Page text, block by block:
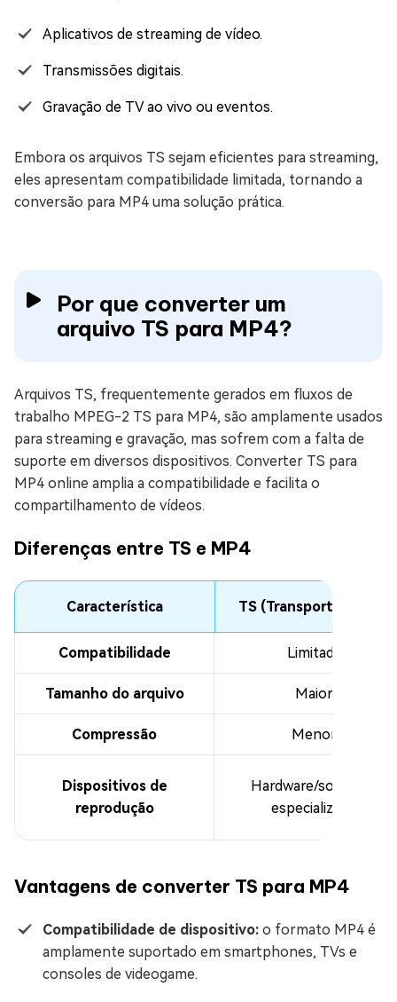
Aplicativos de streaming de vídeo.
Transmissões digitais.
Gravação de TV ao vivo ou eventos.
Embora os arquivos TS sejam eficientes para streaming,
eles apresentam compatibilidade limitada, tornando a
conversão para MP4 uma solução prática.
Por que converter um
arquivo TS para MP4?
Arquivos TS, frequentemente gerados em fluxos de
trabalho MPEG-2 TS para MP4, são amplamente usados
para streaming e gravação, mas sofrem com a falta de
suporte em diversos dispositivos. Converter TS para
MP4 online amplia a compatibilidade e facilita o
compartilhamento de vídeos.
Diferenças entre TS e MP4
Característica TS (Transport Stream)
Compatibilidade Limitada
Tamanho do arquivo Maior
Compressão Menor
Dispositivos de
reprodução
Hardware/software
especializado
Vantagens de converter TS para MP4
Compatibilidade de dispositivo: o formato MP4 é
amplamente suportado em smartphones, TVs e
consoles de videogame.